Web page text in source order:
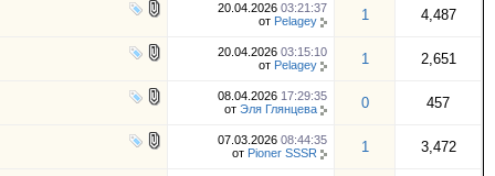
20.04.2026 03:21:37
от Pelagey 1 4,487
20.04.2026 03:15:10
от Pelagey 1 2,651
08.04.2026 17:29:35
от Эля Глянцева 0 457
07.03.2026 08:44:35
от Pioner SSSR 1 3,472